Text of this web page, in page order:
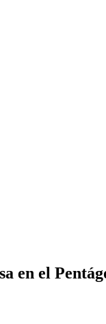
en el